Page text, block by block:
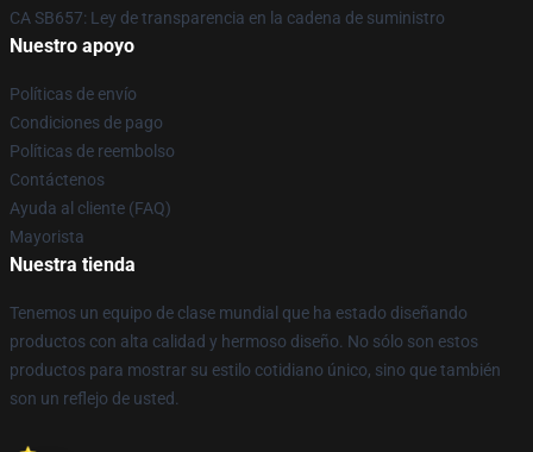
CA SB657: Ley de transparencia en la cadena de suministro
Nuestro apoyo
Políticas de envío
Condiciones de pago
Políticas de reembolso
Contáctenos
Ayuda al cliente (FAQ)
Mayorista
Nuestra tienda
Tenemos un equipo de clase mundial que ha estado diseñando
productos con alta calidad y hermoso diseño. No sólo son estos
productos para mostrar su estilo cotidiano único, sino que también
son un reflejo de usted.